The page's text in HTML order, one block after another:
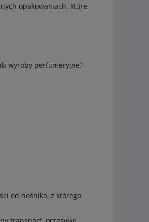
opakowaniach, które
wyroby perfumeryjne?
od nośnika, z którego